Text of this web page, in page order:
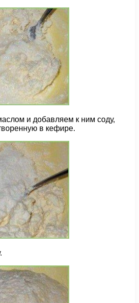
и добавляем к ним соду,
в кефире.